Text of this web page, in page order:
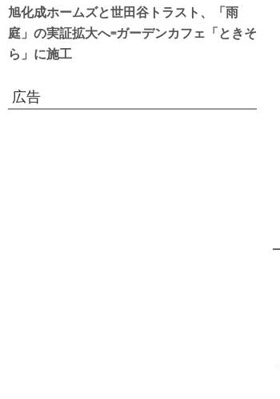
旭化成ホームズと世田谷トラスト、「雨
庭」の実証拡大へ=ガーデンカフェ「ときそ
ら」に施工
広告